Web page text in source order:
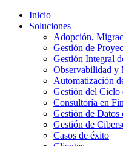
Inicio
Soluciones
Adopción,
Gestión de
Gestión Integral
Observabilidad y
Automatización
Gestión del
Consultoría en
Gestión de
Gestión de
Casos de éxito